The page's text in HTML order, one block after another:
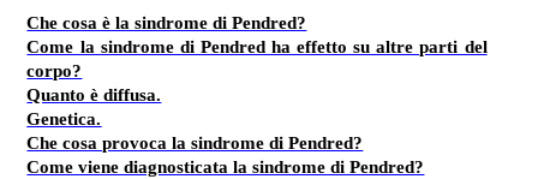
Che cosa è la sindrome di Pendred?
Come la sindrome di Pendred ha effetto su altre parti del
corpo?
Quanto è diffusa.
Genetica.
Che cosa provoca la sindrome di Pendred?
Come viene diagnosticata la sindrome di Pendred?